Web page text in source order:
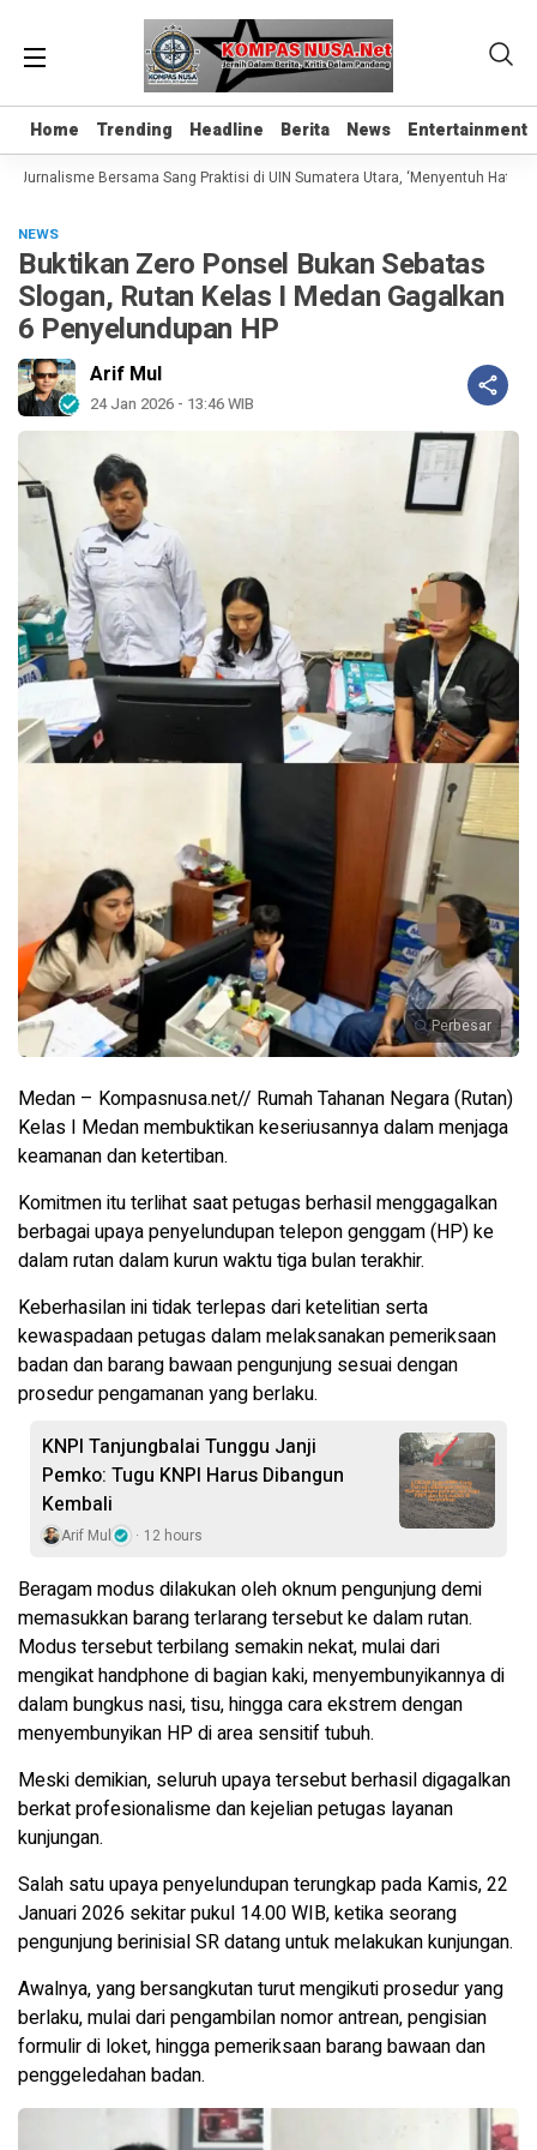
Home Trending Headline Berita News Entertainment
Home Trending Headline Berita News Entertainment
Bersama Sang Praktisi di UIN Sumatera Utara, ‘Menyentuh Hati
NEWS
Buktikan Zero Ponsel Bukan Sebatas
Slogan, Rutan Kelas I Medan Gagalkan
6 Penyelundupan HP
Arif Mul
24 Jan 2026 - 13:46 WIB
Perbesar
Medan – Kompasnusa.net// Rumah Tahanan Negara (Rutan)
Kelas I Medan membuktikan keseriusannya dalam menjaga
keamanan dan ketertiban.
Komitmen itu terlihat saat petugas berhasil menggagalkan
berbagai upaya penyelundupan telepon genggam (HP) ke
dalam rutan dalam kurun waktu tiga bulan terakhir.
Keberhasilan ini tidak terlepas dari ketelitian serta
kewaspadaan petugas dalam melaksanakan pemeriksaan
badan dan barang bawaan pengunjung sesuai dengan
prosedur pengamanan yang berlaku.
KNPI Tanjungbalai Tunggu Janji
Pemko: Tugu KNPI Harus Dibangun
Kembali
Arif Mul 12 hours
Beragam modus dilakukan oleh oknum pengunjung demi
memasukkan barang terlarang tersebut ke dalam rutan.
Modus tersebut terbilang semakin nekat, mulai dari
mengikat handphone di bagian kaki, menyembunyikannya di
dalam bungkus nasi, tisu, hingga cara ekstrem dengan
menyembunyikan HP di area sensitif tubuh.
Meski demikian, seluruh upaya tersebut berhasil digagalkan
berkat profesionalisme dan kejelian petugas layanan
kunjungan.
Salah satu upaya penyelundupan terungkap pada Kamis, 22
Januari 2026 sekitar pukul 14.00 WIB, ketika seorang
pengunjung berinisial SR datang untuk melakukan kunjungan.
Awalnya, yang bersangkutan turut mengikuti prosedur yang
berlaku, mulai dari pengambilan nomor antrean, pengisian
formulir di loket, hingga pemeriksaan barang bawaan dan
penggeledahan badan.